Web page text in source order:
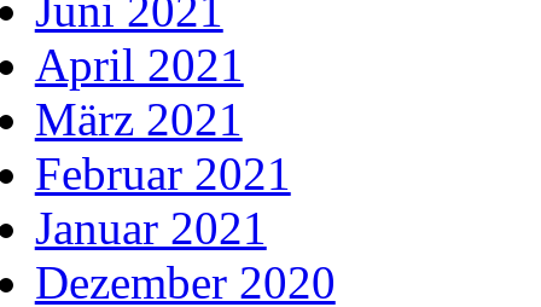
April 2021
März 2021
Februar 2021
Januar 2021
Dezember 2020